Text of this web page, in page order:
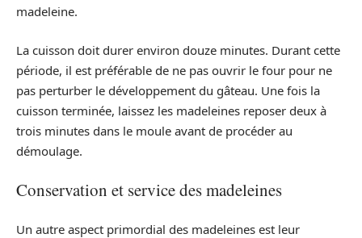
madeleine.
La cuisson doit durer environ douze minutes. Durant cette
période, il est préférable de ne pas ouvrir le four pour ne
pas perturber le développement du gâteau. Une fois la
cuisson terminée, laissez les madeleines reposer deux à
trois minutes dans le moule avant de procéder au
démoulage.
Conservation et service des madeleines
Un autre aspect primordial des madeleines est leur